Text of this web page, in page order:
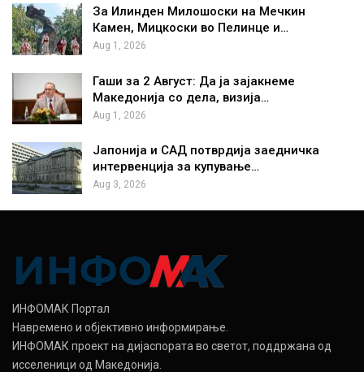
За Илинден Милошоски на Мечкин
Камен, Мицкоски во Пелинце и…
Aug 1, 2026
Гаши за 2 Август: Да ја зајакнеме
Македонија со дела, визија…
Aug 1, 2026
Јапонија и САД потврдија заедничка
интервенција за купување…
Aug 3, 2026
ИНФОМАК Портал
Навремено и објективно информирање.
ИНФОМАК проект на дијаспората во светот, поддржана од
исселеници од Македонија.